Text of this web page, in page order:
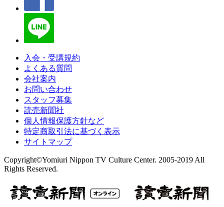
入会・受講規約
よくある質問
会社案内
お問い合わせ
スタッフ募集
読売新聞社
個人情報保護方針など
特定商取引法に基づく表示
サイトマップ
Copyright©Yomiuri Nippon TV Culture Center. 2005-2019 All
Rights Reserved.